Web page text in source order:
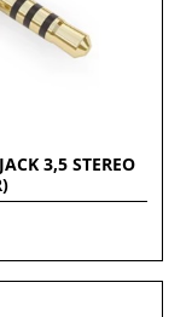
3,5 STEREO